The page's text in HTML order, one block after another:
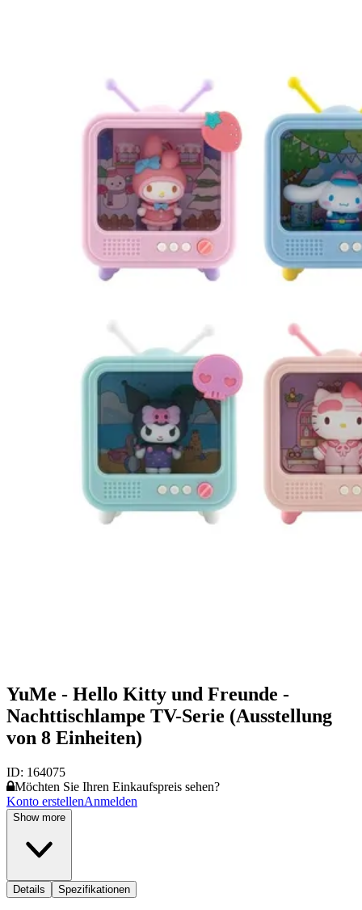
YuMe - Hello Kitty und Freunde -
Nachttischlampe TV-Serie (Ausstellung
von 8 Einheiten)
ID: 164075
Möchten Sie Ihren Einkaufspreis sehen?
Konto erstellenAnmelden
Show more
Details Spezifikationen